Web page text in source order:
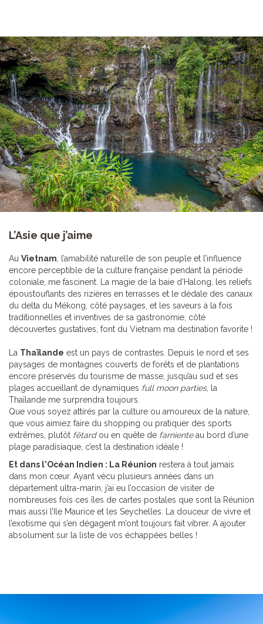
L’Asie que j’aime
Au Vietnam , l’amabilité naturelle de son peuple et l’influence
encore perceptible de la culture française pendant la période
coloniale, me fascinent. La magie de la baie d’Halong, les reliefs
époustouflants des rizières en terrasses et le dédale des canaux
du delta du Mékong, côté paysages, et les saveurs à la fois
traditionnelles et inventives de sa gastronomie, côté
découvertes gustatives, font du Vietnam ma destination favorite !
La Thaïlande est un pays de contrastes. Depuis le nord et ses
paysages de montagnes couverts de forêts et de plantations
encore préservés du tourisme de masse, jusqu’au sud et ses
plages accueillant de dynamiques full moon parties, la
Thaïlande me surprendra toujours.
Que vous soyez attirés par la culture ou amoureux de la nature,
que vous aimiez faire du shopping ou pratiquer des sports
extrêmes, plutôt fêtardou en quête de farnienteau bord d’une
plage paradisiaque, c’est la destination idéale !
Et dans l'Océan Indien : La Réunion restera à tout jamais
dans mon cœur. Ayant vécu plusieurs années dans un
département ultra-marin, j’ai eu l’occasion de visiter de
nombreuses fois ces îles de cartes postales que sont la Réunion
mais aussi l’Ile Maurice et les Seychelles. La douceur de vivre et
l’exotisme qui s’en dégagent m’ont toujours fait vibrer. A ajouter
absolument sur la liste de vos échappées belles !